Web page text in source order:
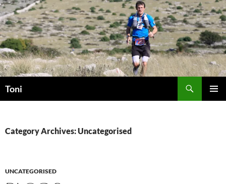
Skip
to
content
Toni
Category Archives: Uncategorised
UNCATEGORISED